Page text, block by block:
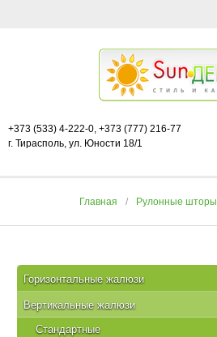
+373 (533) 4-222-0, +373 (777) 216-77
г. Тирасполь, ул. Юности 18/1
Главная Рулонные шторы
Горизонтальные жалюзи
Вертикальные жалюзи
Стандартные